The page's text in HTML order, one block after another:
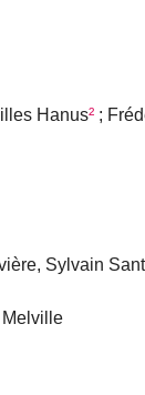
Hanus² ;
Sylvain
Melville